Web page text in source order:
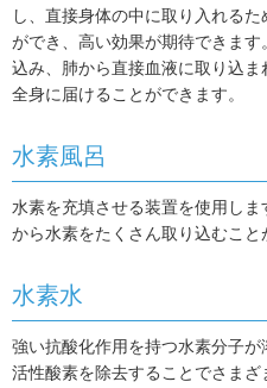
し、直接身体の中に取り入れる
ができ、高い効果が期待できま
込み、肺から直接血液に取り込
全身に届けることができます。
水素風呂
水素を充填させる装置を使用し
から水素をたくさん取り込むこと
水素水
強い抗酸化作用を持つ水素分子
活性酸素を除去することでさま